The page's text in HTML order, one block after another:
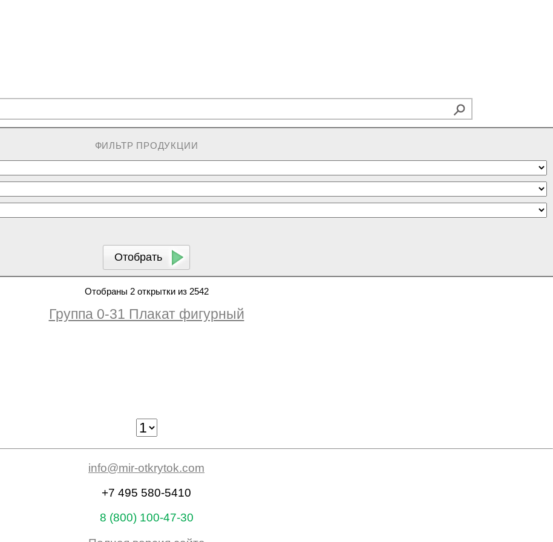
ФИЛЬТР ПРОДУКЦИИ
Отобраны 2 открытки из 2542
Группа 0-31 Плакат фигурный
info@mir-otkrytok.com
+7 495 580-5410
8 (800) 100-47-30